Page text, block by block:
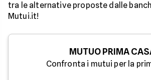
tra le alternative proposte dalle
Mutui.it!
MUTUO PRIMA
Confronta i mutui per la